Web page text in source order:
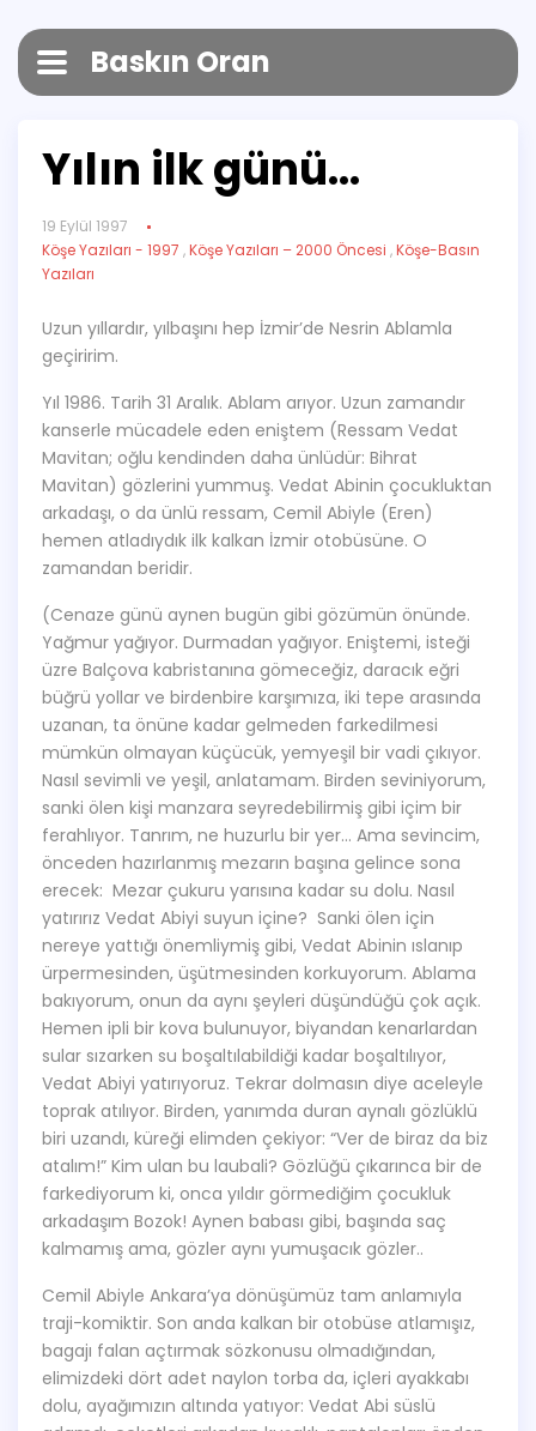
Baskın Oran
Yılın ilk günü…
19 Eylül 1997
Köşe Yazıları - 1997 ,Köşe Yazıları – 2000 Öncesi ,Köşe-Basın
Yazıları
Uzun yıllardır, yılbaşını hep İzmir’de Nesrin Ablamla
geçiririm.
Yıl 1986. Tarih 31 Aralık. Ablam arıyor. Uzun zamandır
kanserle mücadele eden eniştem (Ressam Vedat
Mavitan; oğlu kendinden daha ünlüdür: Bihrat
Mavitan) gözlerini yummuş. Vedat Abinin çocukluktan
arkadaşı, o da ünlü ressam, Cemil Abiyle (Eren)
hemen atladıydık ilk kalkan İzmir otobüsüne. O
zamandan beridir.
(Cenaze günü aynen bugün gibi gözümün önünde.
Yağmur yağıyor. Durmadan yağıyor. Eniştemi, isteği
üzre Balçova kabristanına gömeceğiz, daracık eğri
büğrü yollar ve birdenbire karşımıza, iki tepe arasında
uzanan, ta önüne kadar gelmeden farkedilmesi
mümkün olmayan küçücük, yemyeşil bir vadi çıkıyor.
Nasıl sevimli ve yeşil, anlatamam. Birden seviniyorum,
sanki ölen kişi manzara seyredebilirmiş gibi içim bir
ferahlıyor. Tanrım, ne huzurlu bir yer… Ama sevincim,
önceden hazırlanmış mezarın başına gelince sona
erecek: Mezar çukuru yarısına kadar su dolu. Nasıl
yatırırız Vedat Abiyi suyun içine? Sanki ölen için
nereye yattığı önemliymiş gibi, Vedat Abinin ıslanıp
ürpermesinden, üşütmesinden korkuyorum. Ablama
bakıyorum, onun da aynı şeyleri düşündüğü çok açık.
Hemen ipli bir kova bulunuyor, biyandan kenarlardan
sular sızarken su boşaltılabildiği kadar boşaltılıyor,
Vedat Abiyi yatırıyoruz. Tekrar dolmasın diye aceleyle
toprak atılıyor. Birden, yanımda duran aynalı gözlüklü
biri uzandı, küreği elimden çekiyor: “Ver de biraz da biz
atalım!” Kim ulan bu laubali? Gözlüğü çıkarınca bir de
farkediyorum ki, onca yıldır görmediğim çocukluk
arkadaşım Bozok! Aynen babası gibi, başında saç
kalmamış ama, gözler aynı yumuşacık gözler..
Cemil Abiyle Ankara’ya dönüşümüz tam anlamıyla
traji-komiktir. Son anda kalkan bir otobüse atlamışız,
bagajı falan açtırmak sözkonusu olmadığından,
elimizdeki dört adet naylon torba da, içleri ayakkabı
dolu, ayağımızın altında yatıyor: Vedat Abi süslü